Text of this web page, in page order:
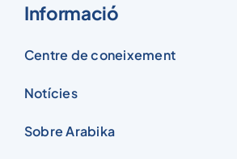
Informació
Centre de coneixement
Notícies
Sobre Arabika